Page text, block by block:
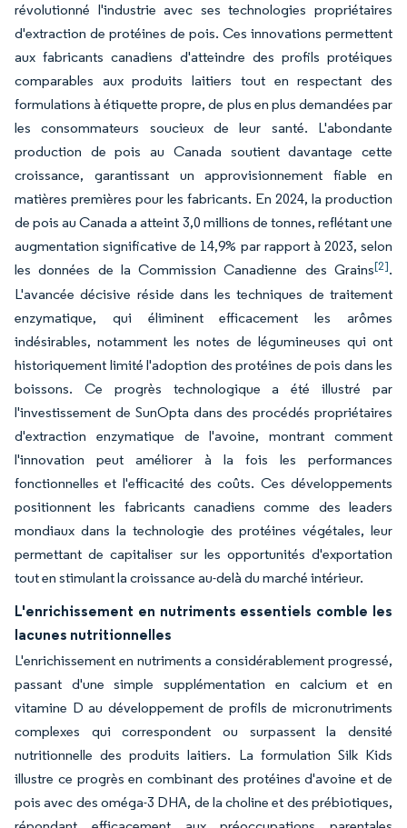
révolutionné l'industrie avec ses technologies propriétaires
d'extraction de protéines de pois. Ces innovations permettent
aux fabricants canadiens d'atteindre des profils protéiques
comparables aux produits laitiers tout en respectant des
formulations à étiquette propre, de plus en plus demandées par
les consommateurs soucieux de leur santé. L'abondante
production de pois au Canada soutient davantage cette
croissance, garantissant un approvisionnement fiable en
matières premières pour les fabricants. En 2024, la production
de pois au Canada a atteint 3,0 millions de tonnes, reflétant une
augmentation significative de 14,9% par rapport à 2023, selon
les données de la Commission Canadienne des Grains[2].
L'avancée décisive réside dans les techniques de traitement
enzymatique, qui éliminent efficacement les arômes
indésirables, notamment les notes de légumineuses qui ont
historiquement limité l'adoption des protéines de pois dans les
boissons. Ce progrès technologique a été illustré par
l'investissement de SunOpta dans des procédés propriétaires
d'extraction enzymatique de l'avoine, montrant comment
l'innovation peut améliorer à la fois les performances
fonctionnelles et l'efficacité des coûts. Ces développements
positionnent les fabricants canadiens comme des leaders
mondiaux dans la technologie des protéines végétales, leur
permettant de capitaliser sur les opportunités d'exportation
tout en stimulant la croissance au-delà du marché intérieur.
L'enrichissement en nutriments essentiels comble les
lacunes nutritionnelles
L'enrichissement en nutriments a considérablement progressé,
passant d'une simple supplémentation en calcium et en
vitamine D au développement de profils de micronutriments
complexes qui correspondent ou surpassent la densité
nutritionnelle des produits laitiers. La formulation Silk Kids
illustre ce progrès en combinant des protéines d'avoine et de
pois avec des oméga-3 DHA, de la choline et des prébiotiques,